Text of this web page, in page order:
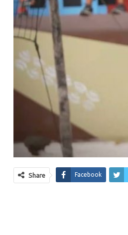
Share Facebook